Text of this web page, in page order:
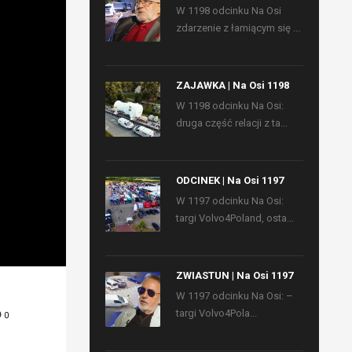
0
W 1198 odcinku Na Osi
zdarzenie z łamiącym się ...
ZAJAWKA | Na Osi 1198
W 1198 odcinku Na Osi:
druga część relacji z ta...
ODCINEK | Na Osi 1197
W 1197 odcinku Na Osi:
targi Volvo4Poland, osta...
ZWIASTUN | Na Osi 1197
W 1197 odcinku Na Osi: –
targi Volvo4Pola...